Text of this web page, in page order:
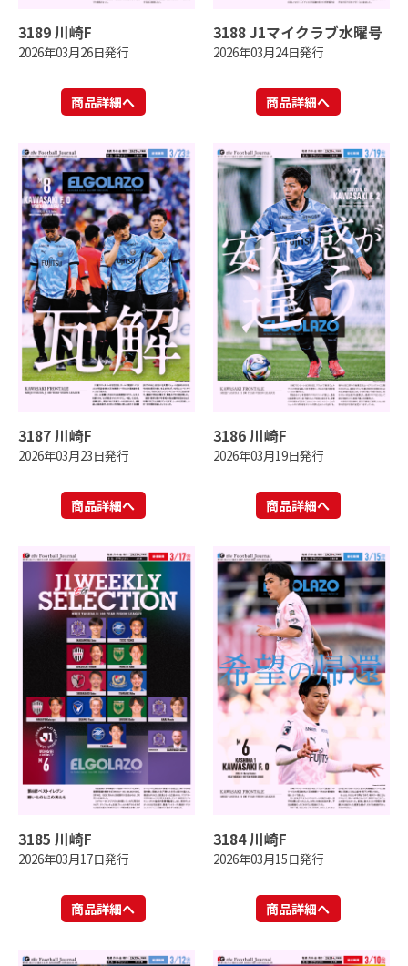
3189 川崎F
2026年03月26日発行
商品詳細へ
3188 J1マイクラブ水曜号
2026年03月24日発行
商品詳細へ
3187 川崎F
2026年03月23日発行
商品詳細へ
3186 川崎F
2026年03月19日発行
商品詳細へ
3185 川崎F
2026年03月17日発行
商品詳細へ
3184 川崎F
2026年03月15日発行
商品詳細へ